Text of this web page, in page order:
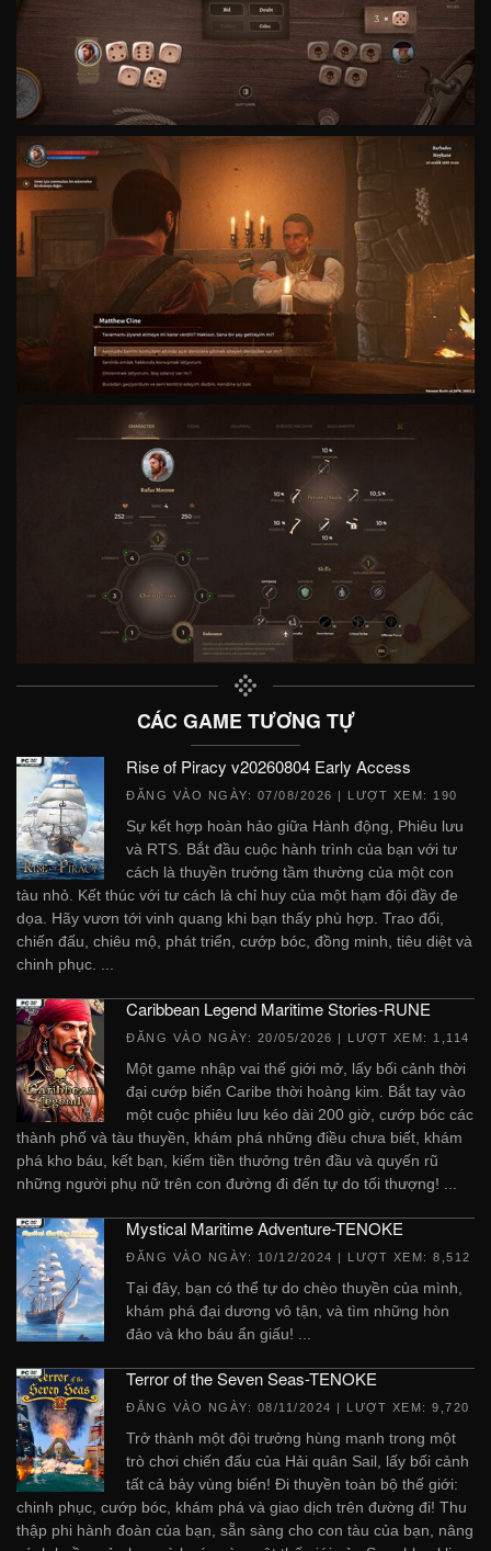
CÁC GAME TƯƠNG TỰ
Rise of Piracy v20260804 Early Access
ĐĂNG VÀO NGÀY: 07/08/2026 | LƯỢT XEM: 190
Sự kết hợp hoàn hảo giữa Hành động, Phiêu lưu
và RTS. Bắt đầu cuộc hành trình của bạn với tư
cách là thuyền trưởng tầm thường của một con
tàu nhỏ. Kết thúc với tư cách là chỉ huy của một hạm đội đầy đe
dọa. Hãy vươn tới vinh quang khi bạn thấy phù hợp. Trao đổi,
chiến đấu, chiêu mộ, phát triển, cướp bóc, đồng minh, tiêu diệt và
chinh phục. ...
Caribbean Legend Maritime Stories-RUNE
ĐĂNG VÀO NGÀY: 20/05/2026 | LƯỢT XEM: 1,114
Một game nhập vai thế giới mở, lấy bối cảnh thời
đại cướp biển Caribe thời hoàng kim. Bắt tay vào
một cuộc phiêu lưu kéo dài 200 giờ, cướp bóc các
thành phố và tàu thuyền, khám phá những điều chưa biết, khám
phá kho báu, kết bạn, kiếm tiền thưởng trên đầu và quyến rũ
những người phụ nữ trên con đường đi đến tự do tối thượng! ...
Mystical Maritime Adventure-TENOKE
ĐĂNG VÀO NGÀY: 10/12/2024 | LƯỢT XEM: 8,512
Tại đây, bạn có thể tự do chèo thuyền của mình,
khám phá đại dương vô tận, và tìm những hòn
đảo và kho báu ẩn giấu! ...
Terror of the Seven Seas-TENOKE
ĐĂNG VÀO NGÀY: 08/11/2024 | LƯỢT XEM: 9,720
Trở thành một đội trưởng hùng mạnh trong một
trò chơi chiến đấu của Hải quân Sail, lấy bối cảnh
tất cả bảy vùng biển! Đi thuyền toàn bộ thế giới:
chinh phục, cướp bóc, khám phá và giao dịch trên đường đi! Thu
thập phi hành đoàn của bạn, sẵn sàng cho con tàu của bạn, nâng